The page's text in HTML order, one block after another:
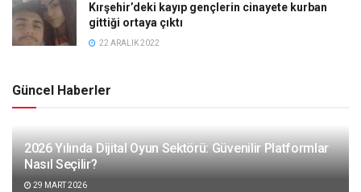
Kırşehir’deki kayıp gençlerin cinayete kurban
gittiği ortaya çıktı
22 ARALIK 2022
Güncel Haberler
2026 Yılında Dijital Oyun Sektörü: Güvenilir Platformlar
Nasıl Seçilir?
29 MART 2026